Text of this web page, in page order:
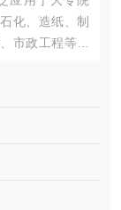
化、造纸、制
市政工程等行